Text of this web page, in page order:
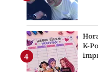
K-